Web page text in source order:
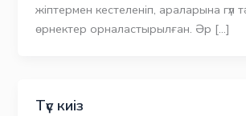
жіптермен кестеленіп, араларына гүл
өрнектер орналастырылған. Әр […]
Түс киіз